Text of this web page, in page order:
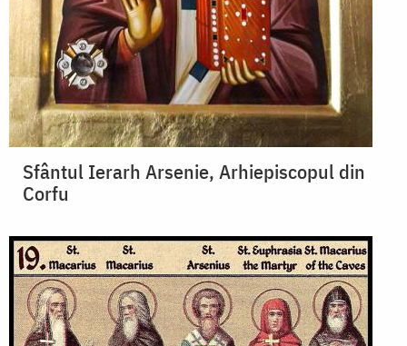
Sfântul Ierarh Arsenie, Arhiepiscopul din
Corfu